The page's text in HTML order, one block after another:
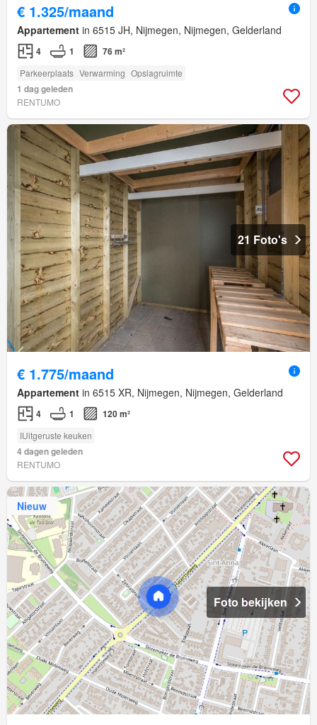
€ 1.325/maand
Appartement in 6515 JH, Nijmegen, Nijmegen, Gelderland
4 1 76 m²
Parkeerplaats Verwarming Opslagruimte
1 dag geleden
RENTUMO
21 Foto's
€ 1.775/maand
Appartement in 6515 XR, Nijmegen, Nijmegen, Gelderland
4 1 120 m²
IUitgeruste keuken
4 dagen geleden
RENTUMO
Nieuw
Foto bekijken